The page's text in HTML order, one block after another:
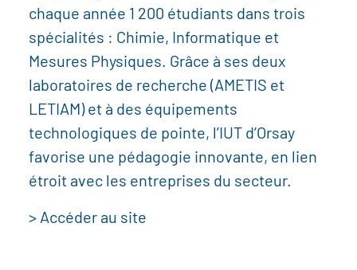
chaque année 1 200 étudiants dans trois
spécialités : Chimie, Informatique et
Mesures Physiques. Grâce à ses deux
laboratoires de recherche (AMETIS et
LETIAM) et à des équipements
technologiques de pointe, l’IUT d’Orsay
favorise une pédagogie innovante, en lien
étroit avec les entreprises du secteur.
> Accéder au site